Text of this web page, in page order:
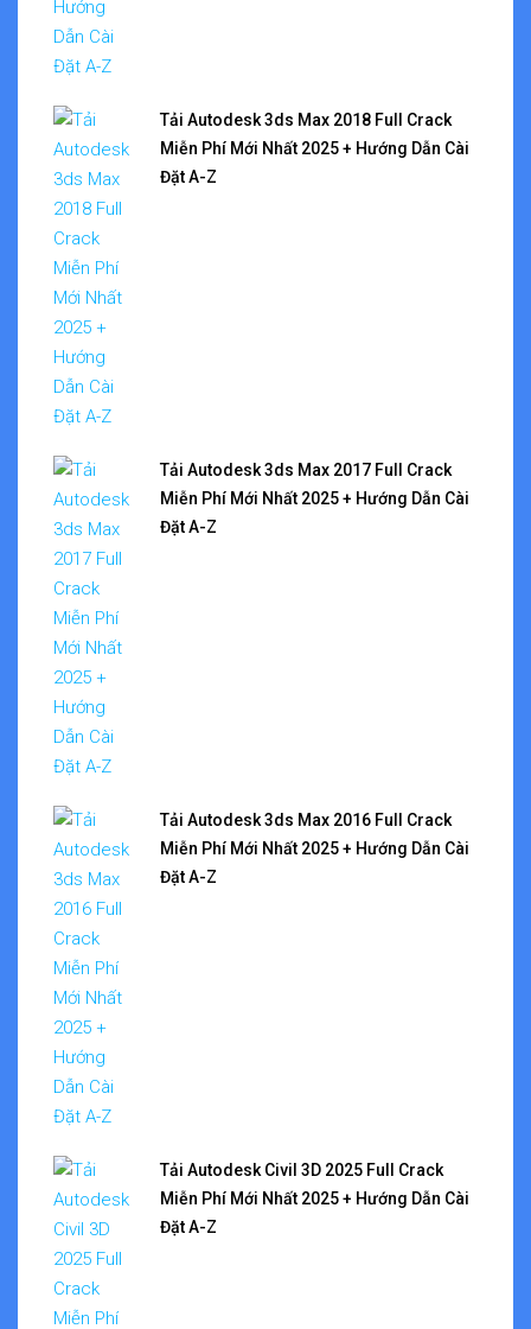
Tải Autodesk 3ds Max 2018 Full Crack
Miễn Phí Mới Nhất 2025 + Hướng Dẫn Cài
Đặt A-Z
Tải Autodesk 3ds Max 2017 Full Crack
Miễn Phí Mới Nhất 2025 + Hướng Dẫn Cài
Đặt A-Z
Tải Autodesk 3ds Max 2016 Full Crack
Miễn Phí Mới Nhất 2025 + Hướng Dẫn Cài
Đặt A-Z
Tải Autodesk Civil 3D 2025 Full Crack
Miễn Phí Mới Nhất 2025 + Hướng Dẫn Cài
Đặt A-Z